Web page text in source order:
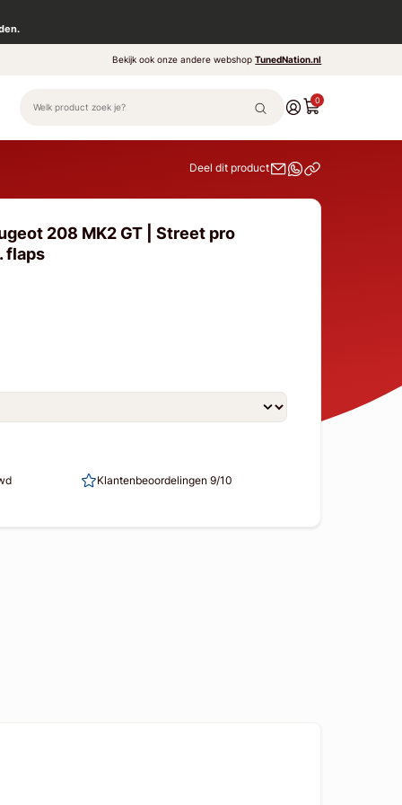
Bekijk ook onze andere webshopTunedNation.nl
0
Deel dit product
208 MK2 GT | Street pro
flaps
Klantenbeoordelingen 9/10